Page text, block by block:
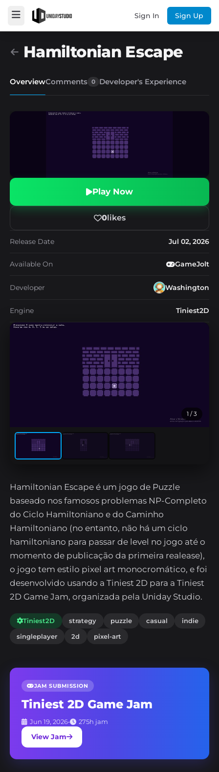
Sign In Sign Up
Hamiltonian Escape
OverviewComments 0 Developer's Experience
Play Now
0likes
Release Date Jul 02, 2026
Available On GameJolt
Developer Washington
Engine Tiniest2D
1 / 3
Hamiltonian Escape é um jogo de Puzzle
baseado nos famosos problemas NP-Completo
do Ciclo Hamiltoniano e do Caminho
Hamiltoniano (no entanto, não há um ciclo
hamiltoniano para passar de level no jogo até o
momento de publicação da primeira realease),
o jogo tem estilo pixel art monocromático, e foi
desenvolvido usando a Tiniest 2D para a Tiniest
2D Game Jam, organizada pela Uniday Studio.
Tiniest2D strategy puzzle casual
indie
singleplayer
2d pixel-art
JAM SUBMISSION
Tiniest 2D Game Jam
Jun 19, 2026• 275h jam
View Jam